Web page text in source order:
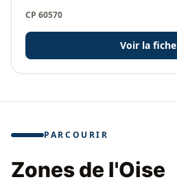
CP 60570
Voir la fiche
PARCOURIR
Zones de l'Oise